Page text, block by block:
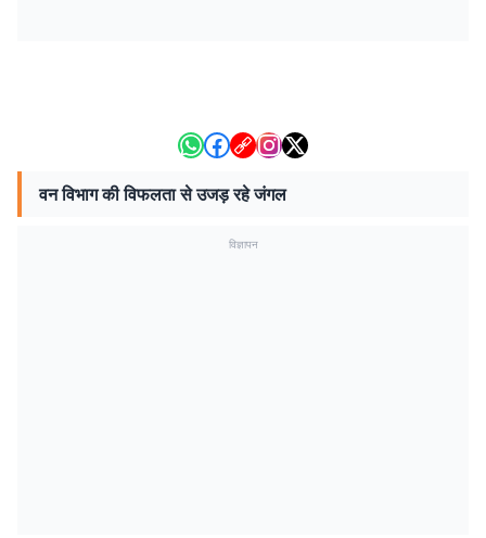
वन विभाग की विफलता से उजड़ रहे जंगल
विज्ञापन